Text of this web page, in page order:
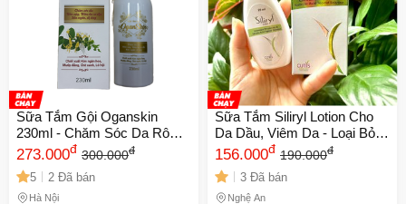
Sữa Tắm Gội Oganskin
230ml - Chăm Sóc Da Rôm
Sảy, Mụn Nhọt, Dị Ứng Cho
Người Lớn Và Trẻ Em,
Không Kích Ứng Da
273.000đ 300.000đ
5 2 Đã bán
Hà Nội
Sữa Tắm Siliryl Lotion Cho
Da Dầu, Viêm Da - Loại Bỏ
Dầu Thừa, Mụn Trên Mặt,
Lưng, Ngực, Thẩm Thấu
Nhanh
156.000đ 190.000đ
3 Đã bán
Nghệ An